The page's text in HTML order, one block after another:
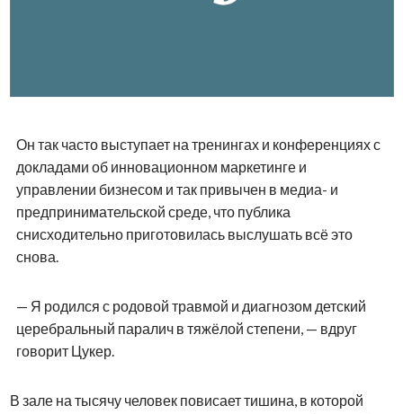
Он так часто выступает на тренингах и конференциях с
докладами об инновационном маркетинге и
управлении бизнесом и так привычен в медиа- и
предпринимательской среде, что публика
снисходительно приготовилась выслушать всё это
снова.
— Я родился с родовой травмой и диагнозом детский
церебральный паралич в тяжёлой степени, — вдруг
говорит Цукер.
В зале на тысячу человек повисает тишина, в которой